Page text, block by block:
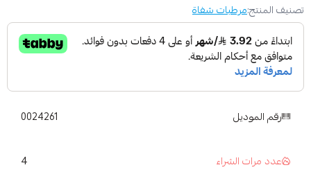
تصنيف المنتج:مرطبات شفاة
رقم الموديل 0024261
عدد مرات الشراء 4